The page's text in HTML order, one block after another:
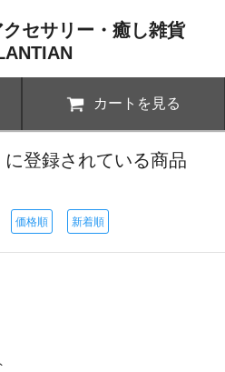
クセサリー・癒し雑貨
カートを見る
に登録されている商品
価格順 新着順